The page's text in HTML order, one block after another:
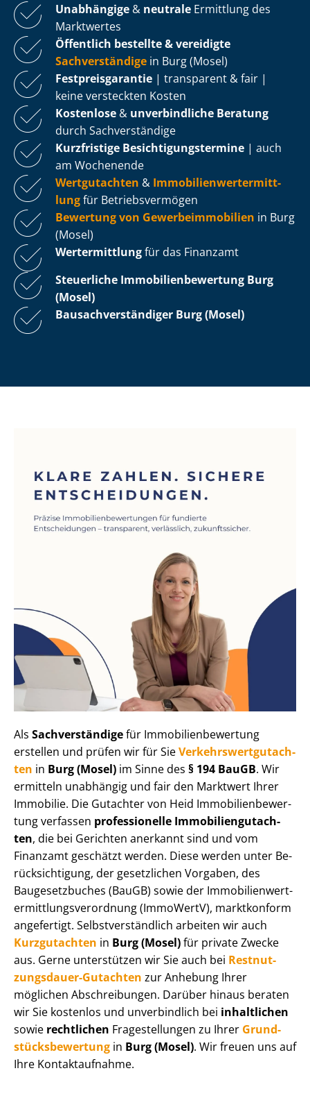
Unabhängige & neutrale Ermittlung des
Marktwertes
Öffentlich bestellte & vereidigte
Sachverständige in Burg (Mosel)
Fest­preis­ga­ran­tie | transparent & fair |
keine versteckten Kosten
Kostenlose & unverbindliche Beratung
durch Sachverständige
Kurzfristige Be­sich­ti­gungs­ter­mi­ne | auch
am Wochenende
Wertgutachten & Im­mo­bi­li­en­wert­ermitt­
lungfür Be­triebs­ver­mö­gen
Bewertung von Ge­wer­be­im­mo­bi­li­en in Burg
(Mosel)
Wertermittlungfür das Finanzamt
Steuerliche Im­mo­bi­li­en­be­wer­tung Burg
(Mosel)
Bau­sach­ver­stän­di­ger Burg (Mosel)
Als Sachverständigefür Im­mo­bi­li­en­be­wer­tung
erstellen und prüfen wir für SieVer­kehrs­wert­gut­ach­
ten in Burg (Mosel) im Sinne des § 194 BauGB. Wir
ermitteln unabhängig und fair den Marktwert Ihrer
Immobilie. Die Gutachter von Heid Im­mo­bi­li­en­be­wer­
tung verfassen professionelle Im­mo­bi­li­en­gut­ach­
ten, die bei Gerichten anerkannt sind und vom
Finanzamt geschätzt werden. Diese werden unter Be­
rück­sich­ti­gung, der gesetzlichen Vorgaben, des
Baugesetzbuches (BauGB) sowie der Im­mo­bi­li­en­wert­
ermitt­lungs­ver­ord­nung (ImmoWertV), marktkonform
angefertigt. Selbst­ver­ständ­lich arbeiten wir auch
Kurzgutachten in Burg (Mosel)für private Zwecke
aus. Gerne unterstützen wir Sie auch bei Rest­nut­
zungs­dau­er-Gutachten zur Anhebung Ihrer
möglichen Abschreibungen. Darüber hinaus beraten
wir Sie kostenlos und unverbindlich bei inhaltlichen
sowie rechtlichen Fragestellungen zu Ihrer Grund­
stücks­be­wer­tung in Burg (Mosel). Wir freuen uns auf
Ihre Kontaktaufnahme.